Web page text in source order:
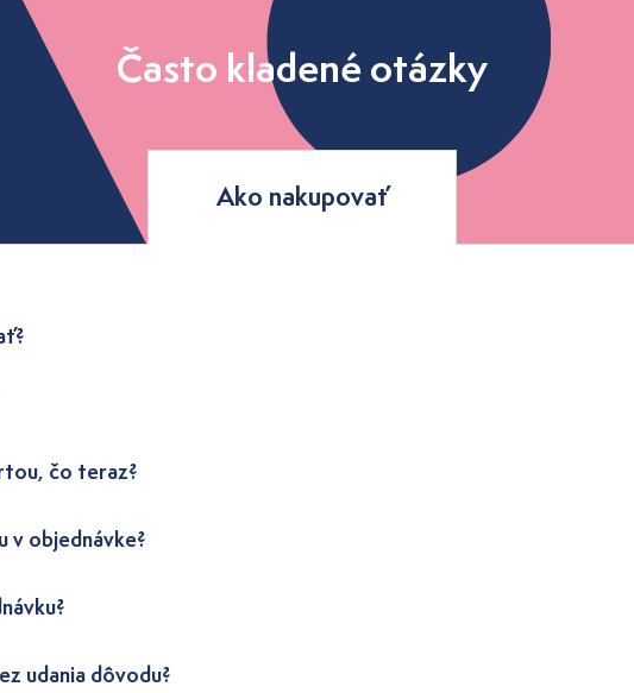
Často kladené otázky
Ako nakupovať
čo teraz?
v objednávke?
udania dôvodu?